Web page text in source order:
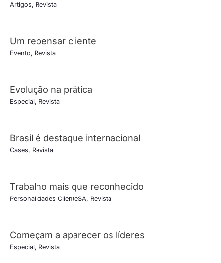
Artigos, Revista
Um repensar cliente
Evento, Revista
Evolução na prática
Especial, Revista
Brasil é destaque internacional
Cases, Revista
Trabalho mais que reconhecido
Personalidades ClienteSA, Revista
Começam a aparecer os líderes
Especial, Revista